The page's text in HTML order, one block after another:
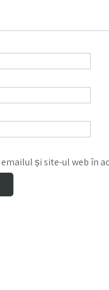
și site-ul web în